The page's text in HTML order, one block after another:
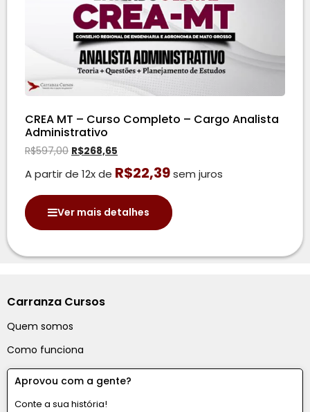
CREA MT – Curso Completo – Cargo Analista
Administrativo
R$597,00 R$268,65
A partir de 12x de R$22,39sem juros
Ver mais detalhes
Carranza Cursos
Quem somos
Como funciona
Aprovou com a gente?
Conte a sua história!